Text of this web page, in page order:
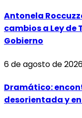
Antonela
cambios a Ley de
Gobierno
6 de agosto de
Dramático:
desorientada y